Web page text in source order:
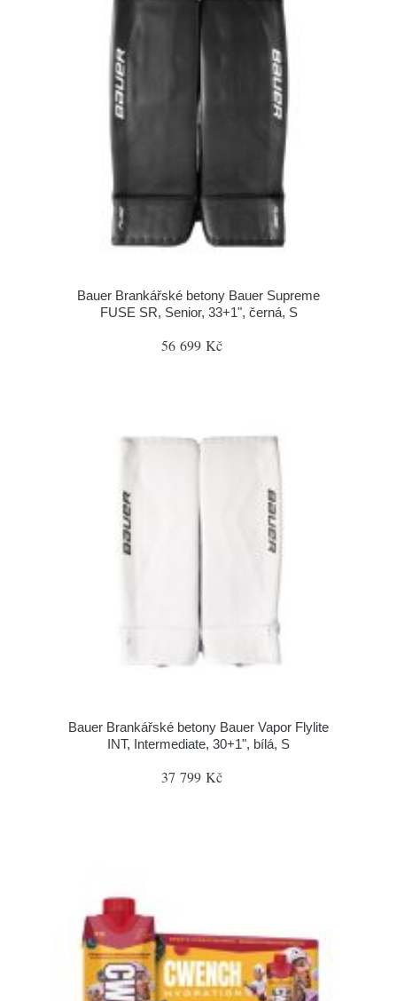
Bauer Brankářské betony Bauer Supreme
FUSE SR, Senior, 33+1", černá, S
56 699 Kč
Bauer Brankářské betony Bauer Vapor Flylite
INT, Intermediate, 30+1", bílá, S
37 799 Kč